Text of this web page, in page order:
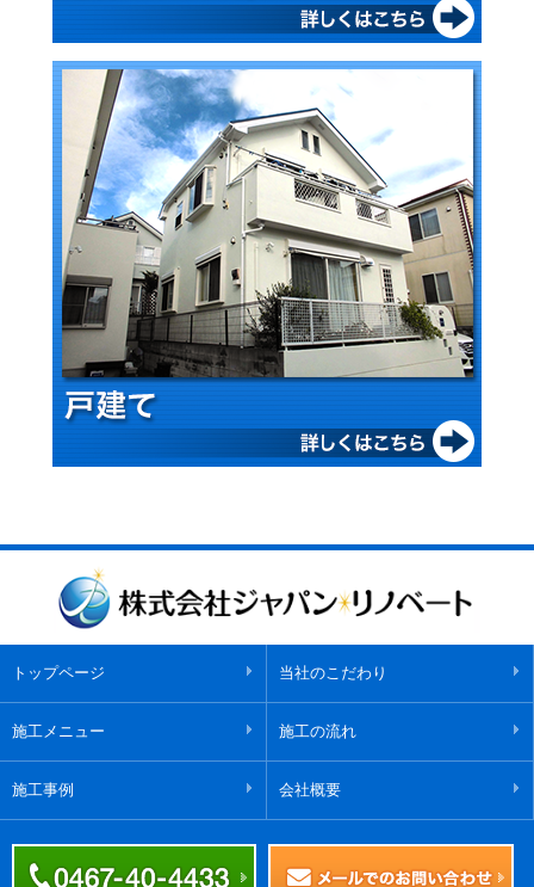
トップページ 当社のこだわり
施工メニュー 施工の流れ
施工事例 会社概要